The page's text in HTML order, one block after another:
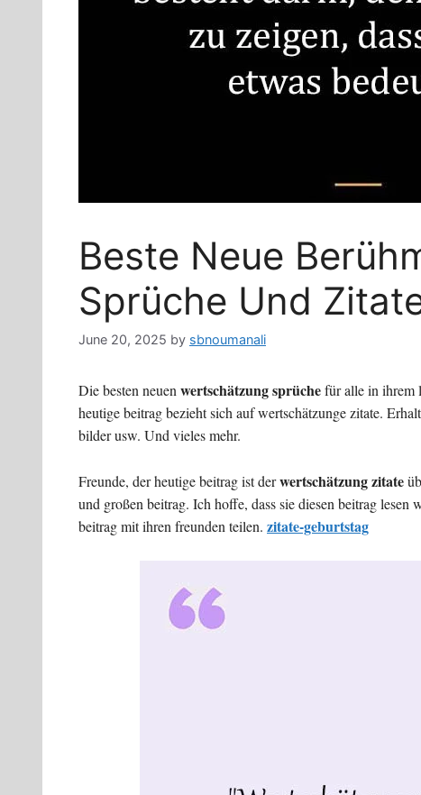
Beste Neue
Sprüche Und
June 20, 2025 by sbnoumanali
Die besten neuenwertschätzung sprüchefür alle in ihrem
heutige beitrag bezieht sich auf wertschätzunge zitate.
bilder usw. Und vieles mehr.
Freunde, der heutige beitrag ist derwertschätzung zitate
und großen beitrag. Ich hoffe, dass sie diesen beitrag
beitrag mit ihren freunden teilen. zitate-geburtstag